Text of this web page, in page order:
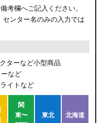
考欄へご記入ください。
ンター名のみの入力では
ターなど小型商品
など
イトなど
関
東〜
東北 北海道